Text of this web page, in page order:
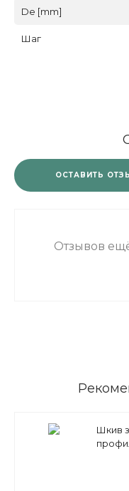
De [mm]
Шаг
ОСТАВИТЬ
Отзывов
Шкив